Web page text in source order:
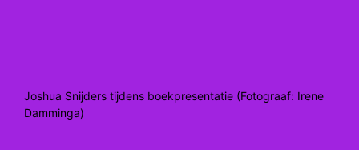
Joshua Snijders tijdens boekpresentatie (Fotograaf: Irene
Damminga)